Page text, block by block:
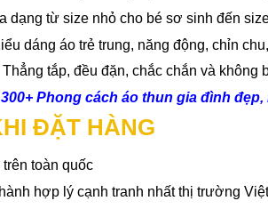
dạng từ size nhỏ cho bé sơ sinh đến
dáng áo trẻ trung, năng động, chỉn
Thẳng tắp, đều đặn, chắc chắn và không
300+ Phong cách áo thun gia đình
ĐẶT HÀNG
trên toàn quốc
hợp lý cạnh tranh nhất thị trường